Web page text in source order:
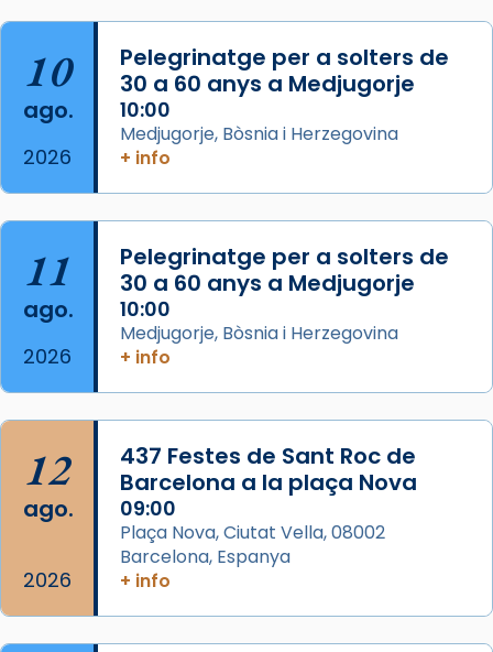
col·laboradors, a la Catedral de Barcelona.
L’arquebisbe de Barcelona, el cardenal Joan
Josep Omella, ha presidit la missa i l’ha
concelebrat el bisbe auxiliar de Barcelona,
Mons. David Abadías.
📸 Dr. G. Simón
Foto
View on Facebook · Share
Arquebisbat de Barcelona
2 weeks ago
Acompanyant la història de sant Cugat, a
partir de l’Edat Mitjana sorgeix la tradició
que les santes Juliana (“relatiu a Júlia”) i
Semproniana (“relatiu a Semprònia =
eterna”) són deixebles seves. I l’any 1667, el
frare Joan Gaspar Roig, afirma en una obra
que les santes són filles de l’antiga Iluro.
Mataró en reivindicarà les relíq
10
ago.
2026
Pelegrinatge per a solters de
30 a 60 anys a Medjugorje
10:00
Medjugorje, Bòsnia i Herzegovina
+ info
11
ago.
2026
Pelegrinatge per a solters de
30 a 60 anys a Medjugorje
10:00
Medjugorje, Bòsnia i Herzegovina
+ info
12
ago.
2026
437 Festes de Sant Roc de
Barcelona a la plaça Nova
09:00
Plaça Nova, Ciutat Vella, 08002
Barcelona, Espanya
+ info